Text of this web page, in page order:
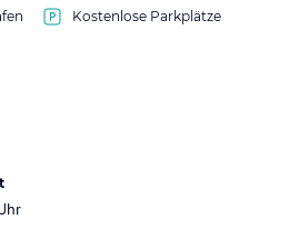
Kostenlose Parkplätze